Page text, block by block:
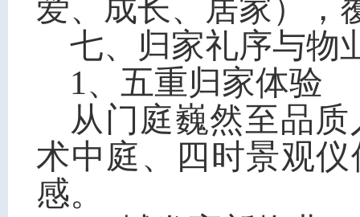
爱、成长、居家），
七、归家礼序与物
1、五重归家体验
从门庭巍然至品
术中庭、四时景观
感。